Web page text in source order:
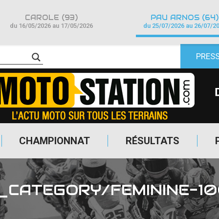
CHAMPIONNAT RÉSULTATS
CAROLE (93)
du 16/05/2026 au 17/05/2026
PAU ARNOS (64)
du 25/07/2026 au 26/07/
FEMININE-